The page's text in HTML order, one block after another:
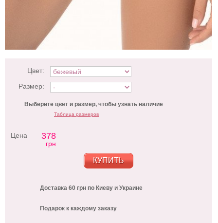
Цвет:
Размер:
Выберите цвет и размер, чтобы узнать наличие
Таблица размеров
Цена 378
грн
КУПИТЬ
Доставка 60 грн по Киеву и Украине
Подарок к каждому заказу